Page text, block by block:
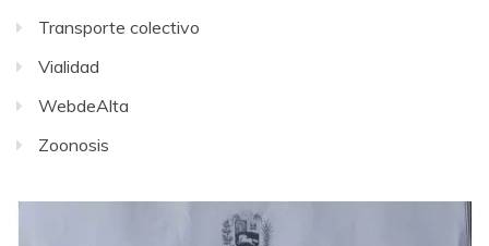
Transporte colectivo
Vialidad
WebdeAlta
Zoonosis